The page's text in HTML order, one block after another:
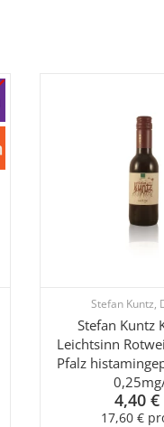
Stefan Kuntz,
Stefan Kuntz
Leichtsinn
Pfalz
4,40 €
17,60 €